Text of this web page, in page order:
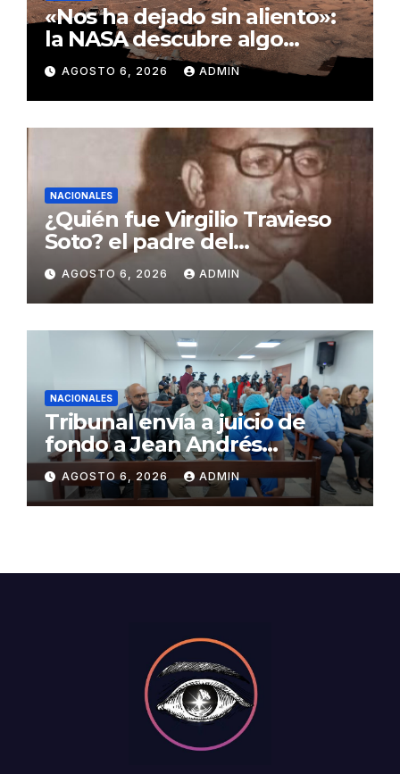
«Nos ha dejado sin aliento»:
la NASA descubre algo
insólito en Marte
AGOSTO 6, 2026 ADMIN
NACIONALES
¿Quién fue Virgilio Travieso
Soto? el padre del
baloncesto dominicano
AGOSTO 6, 2026 ADMIN
NACIONALES
Tribunal envía a juicio de
fondo a Jean Andrés
Pumarol y tres meses de
prisión preventiva
AGOSTO 6, 2026 ADMIN